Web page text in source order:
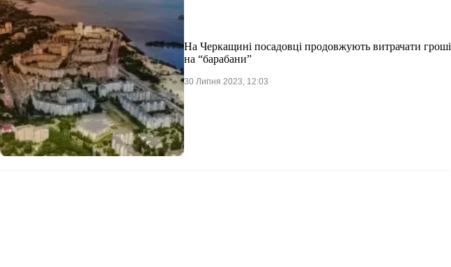
На Черкащині посадовці продовжують витрачати гроші
на “барабани”
30 Липня 2023, 12:03